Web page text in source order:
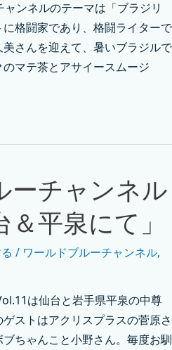
ンネルのテーマは「ブラジリ
格闘家であり、格闘ライターで
さんを迎えて、暑いブラジルで
マテ茶とアサイースムージ
ーチャンネル
平泉にて」
/ ワールドブルーチャンネル,
は仙台と岩手県平泉の中尊
ストはアクリスプラスの菅原さ
ちゃんこと小野さん。毎度お馴